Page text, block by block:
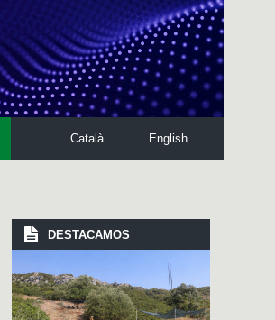
English
Català
DESTACAMOS